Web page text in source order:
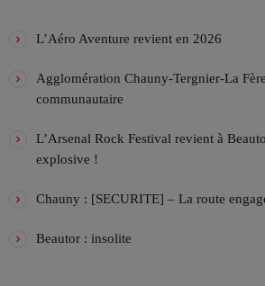
L’Aéro Aventure revient en 2026
Agglomération Chauny-Tergnier-La
communautaire
L’Arsenal Rock Festival revient à
explosive !
Chauny : [SECURITE] – La route
Beautor : insolite